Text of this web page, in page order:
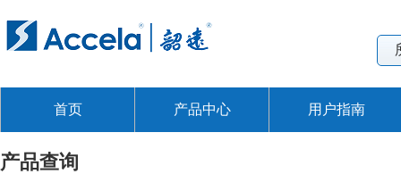
首页 产品中心 用户指南
产品查询